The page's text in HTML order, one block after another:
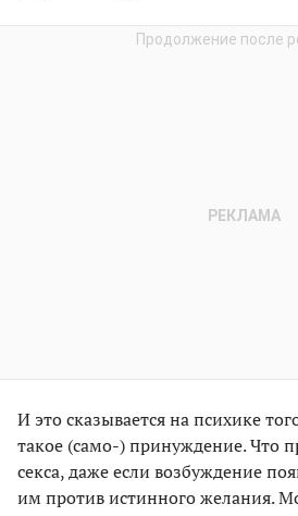
И это сказывается на психике
такое (само-) принуждение. Что
секса, даже если возбуждение
им против истинного желания.